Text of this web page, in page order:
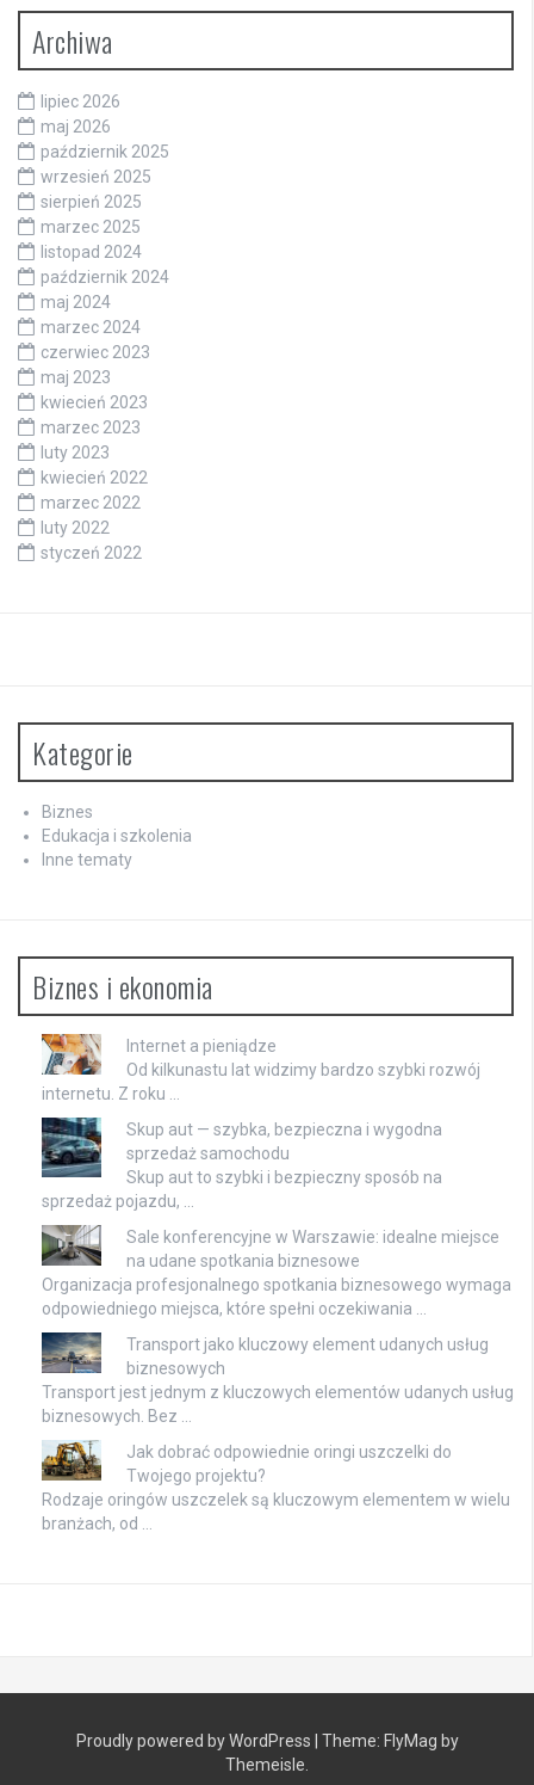
Archiwa
lipiec 2026
maj 2026
październik 2025
wrzesień 2025
sierpień 2025
marzec 2025
listopad 2024
październik 2024
maj 2024
marzec 2024
czerwiec 2023
maj 2023
kwiecień 2023
marzec 2023
luty 2023
kwiecień 2022
marzec 2022
luty 2022
styczeń 2022
Kategorie
Biznes
Edukacja i szkolenia
Inne tematy
Biznes i ekonomia
Internet a pieniądze
Od kilkunastu lat widzimy bardzo szybki rozwój
internetu. Z roku …
Skup aut — szybka, bezpieczna i wygodna
sprzedaż samochodu
Skup aut to szybki i bezpieczny sposób na
sprzedaż pojazdu, …
Sale konferencyjne w Warszawie: idealne miejsce
na udane spotkania biznesowe
Organizacja profesjonalnego spotkania biznesowego wymaga
odpowiedniego miejsca, które spełni oczekiwania …
Transport jako kluczowy element udanych usług
biznesowych
Transport jest jednym z kluczowych elementów udanych usług
biznesowych. Bez …
Jak dobrać odpowiednie oringi uszczelki do
Twojego projektu?
Rodzaje oringów uszczelek są kluczowym elementem w wielu
branżach, od …
Proudly powered by WordPress Theme: FlyMag by
Themeisle.